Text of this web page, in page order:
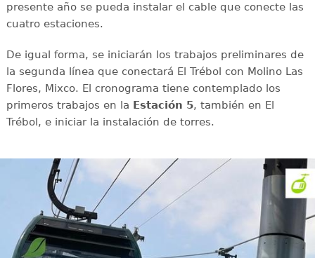
presente año se pueda instalar el cable que conecte las
cuatro estaciones.
De igual forma, se iniciarán los trabajos preliminares de
la segunda línea que conectará El Trébol con Molino Las
Flores, Mixco. El cronograma tiene contemplado los
primeros trabajos en la Estación 5, también en El
Trébol, e iniciar la instalación de torres.